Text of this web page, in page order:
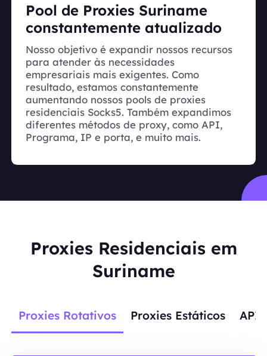
Pool de Proxies Suriname
constantemente atualizado
Nosso objetivo é expandir nossos recursos
para atender às necessidades
empresariais mais exigentes. Como
resultado, estamos constantemente
aumentando nossos pools de proxies
residenciais Socks5. Também expandimos
diferentes métodos de proxy, como API,
Programa, IP e porta, e muito mais.
Proxies Residenciais em
Suriname
Proxies Rotativos Proxies Estáticos